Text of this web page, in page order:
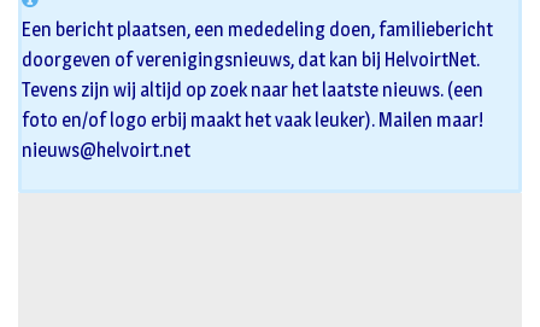
Een bericht plaatsen, een mededeling doen, familiebericht
doorgeven of verenigingsnieuws, dat kan bij HelvoirtNet.
Tevens zijn wij altijd op zoek naar het laatste nieuws. (een
foto en/of logo erbij maakt het vaak leuker). Mailen maar!
nieuws@helvoirt.net